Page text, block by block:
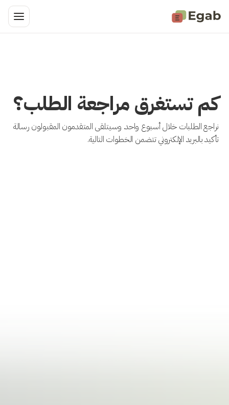
كم تستغرق مراجعة الطلب؟
نراجع الطلبات خلال أسبوع واحد. وسيتلقى المتقدمون المقبولون رسالة
تأكيد بالبريد الإلكتروني تتضمن الخطوات التالية.